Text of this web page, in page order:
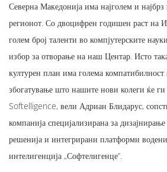
Северна Македонија има најголем и најбрз
регионот. Со двоцифрен годишен раст на
голем број таленти во компјутерските
избор за отворање на наш Центар. Исто
културен план има голема
збогатување што нашите нови колеги ќе ги
Softelligence, вели Адриан Блидарус,
компанија специјализирана за
решенија и интегрирани платформи
интелигенција „Софтелигенце“.